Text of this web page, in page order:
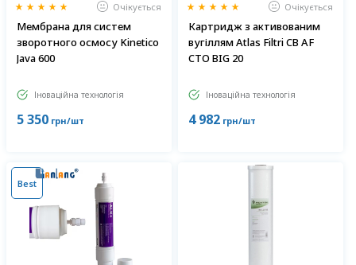
Очікується
Мембрана для систем
зворотного осмосу Kinetico
Java 600
Іноваційна технологія
5 350грн/шт
Очікується
Картридж з активованим
вугіллям Atlas Filtri CB AF
CTO BIG 20
Іноваційна технологія
4 982грн/шт
Best